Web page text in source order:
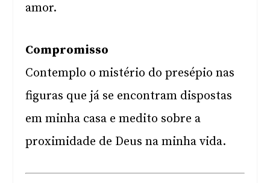
amor.
Compromisso
Contemplo o mistério do presépio nas
figuras que já se encontram dispostas
em minha casa e medito sobre a
proximidade de Deus na minha vida.